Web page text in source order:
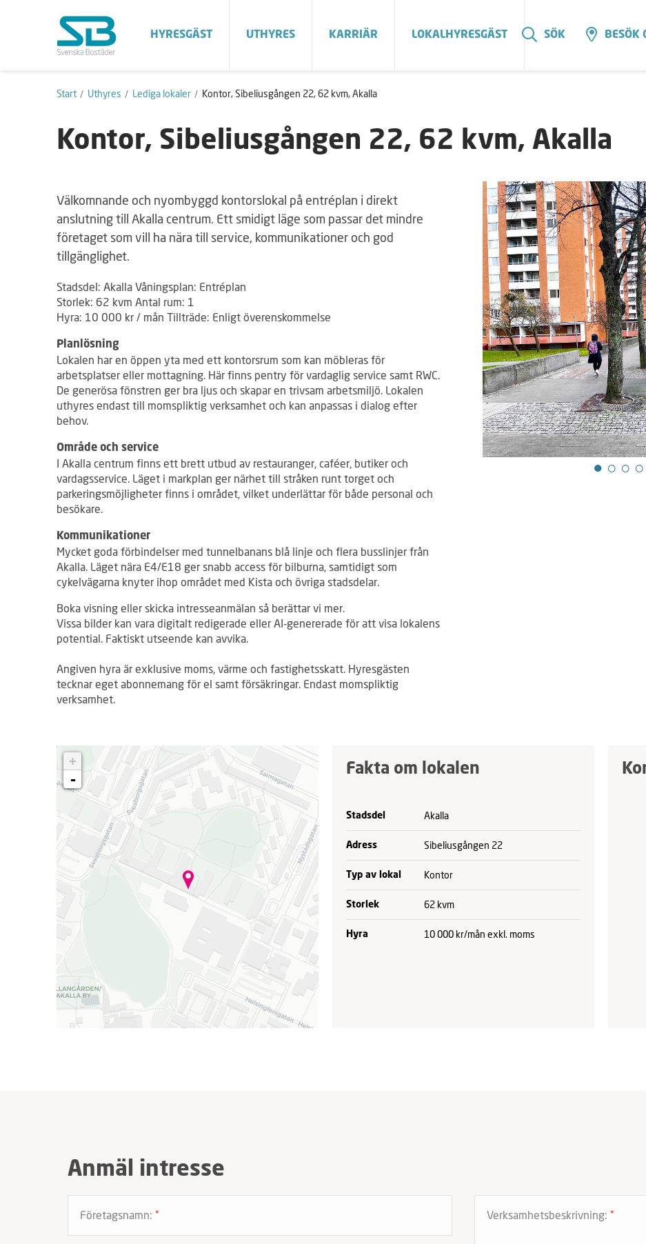
HYRESGÄST UTHYRES KARRIÄR LOKALHYRESGÄST SÖK BESÖK
Start Uthyres Lediga lokaler Kontor, Sibeliusgången 22, 62 kvm, Akalla
Kontor, Sibeliusgången 22, 62 kvm, Akalla
Välkomnande och nyombyggd kontorslokal på entréplan i direkt
anslutning till Akalla centrum. Ett smidigt läge som passar det mindre
företaget som vill ha nära till service, kommunikationer och god
tillgänglighet.
Stadsdel: Akalla Våningsplan: Entréplan
Storlek: 62 kvm Antal rum: 1
Hyra: 10 000 kr / mån Tillträde: Enligt överenskommelse
Planlösning
Lokalen har en öppen yta med ett kontorsrum som kan möbleras för
arbetsplatser eller mottagning. Här finns pentry för vardaglig service samt RWC.
De generösa fönstren ger bra ljus och skapar en trivsam arbetsmiljö. Lokalen
uthyres endast till momspliktig verksamhet och kan anpassas i dialog efter
behov.
Område och service
I Akalla centrum finns ett brett utbud av restauranger, caféer, butiker och
vardagsservice. Läget i markplan ger närhet till stråken runt torget och
parkeringsmöjligheter finns i området, vilket underlättar för både personal och
besökare.
Kommunikationer
Mycket goda förbindelser med tunnelbanans blå linje och flera busslinjer från
Akalla. Läget nära E4/E18 ger snabb access för bilburna, samtidigt som
cykelvägarna knyter ihop området med Kista och övriga stadsdelar.
Boka visning eller skicka intresseanmälan så berättar vi mer.
Vissa bilder kan vara digitalt redigerade eller AI‑genererade för att visa lokalens
potential. Faktiskt utseende kan avvika.
Angiven hyra är exklusive moms, värme och fastighetsskatt. Hyresgästen
tecknar eget abonnemang för el samt försäkringar. Endast momspliktig
verksamhet.
d
d
+
-
Fakta om lokalen
Stadsdel Akalla
Adress Sibeliusgången 22
Typ av lokal Kontor
Storlek 62 kvm
Hyra 10 000 kr/mån exkl. moms
Anmäl intresse
Företagsnamn: * Verksamhetsbeskrivning: *